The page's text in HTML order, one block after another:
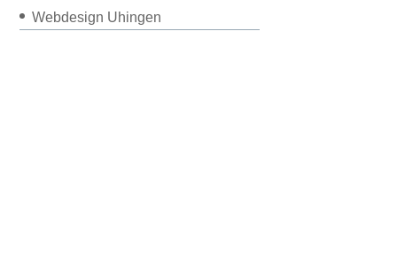
Webdesign Uhingen